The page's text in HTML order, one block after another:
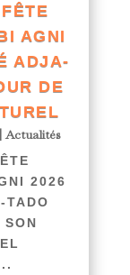
AGNI
ADJA-
DE
Actualités
2026
TADO